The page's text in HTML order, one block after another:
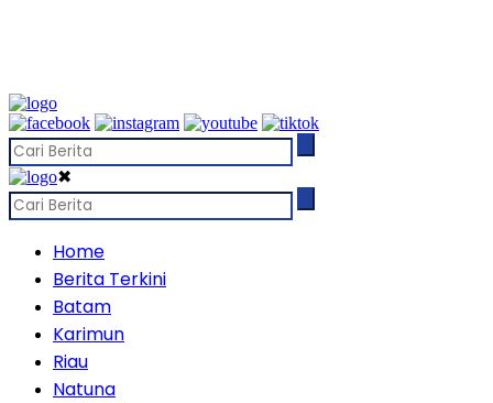
✖
Home
Berita Terkini
Batam
Karimun
Riau
Natuna